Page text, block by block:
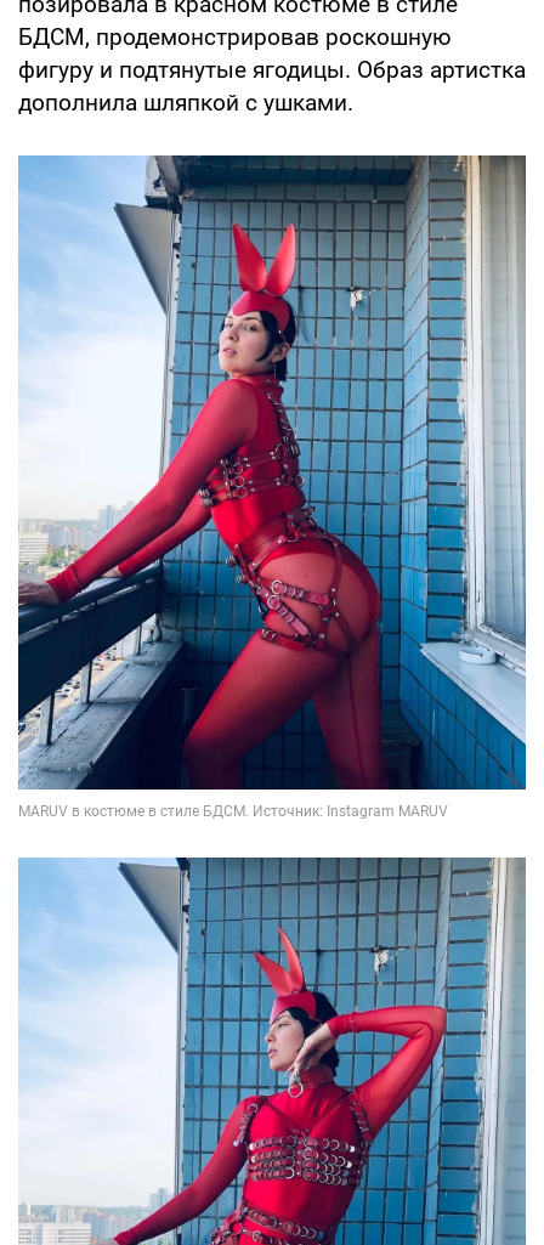
БДСМ, продемонстрировав роскошную
фигуру и подтянутые ягодицы. Образ артистка
дополнила шляпкой с ушками.